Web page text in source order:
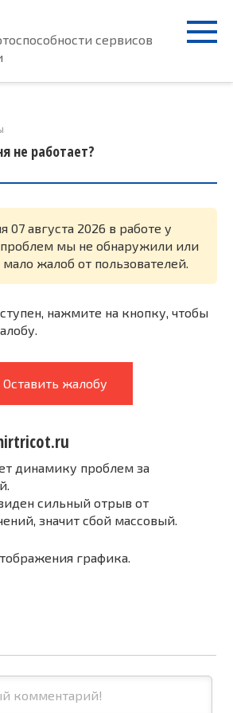
сервисов
не работает?
07 августа 2026 в работе у
мы не обнаружили или
жалоб от пользователей.
нажмите на кнопку, чтобы
Оставить жалобу
динамику проблем за
сильный отрыв от
значит сбой массовый.
графика.